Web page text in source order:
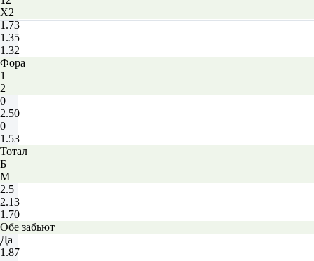
X2
1.73
1.35
1.32
Фора
1
2
0
2.50
0
1.53
Тотал
Б
М
2.5
2.13
1.70
Обе забьют
Да
1.87